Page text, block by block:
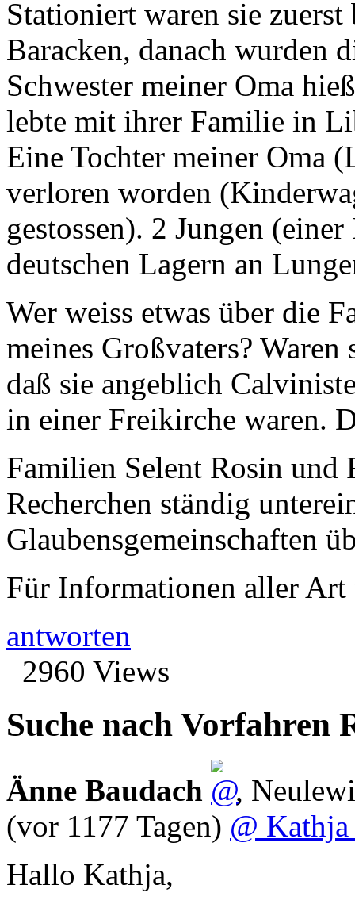
Stationiert waren sie
Baracken, danach wurden
Schwester meiner Oma
lebte mit ihrer Familie in
Eine Tochter meiner Oma
verloren worden
gestossen). 2 Jungen
deutschen Lagern an
Wer weiss etwas über die
meines Großvaters?
daß sie angeblich
in einer Freikirche waren.
Familien Selent Rosin und
Recherchen ständig
Glaubensgemeinschaften
Für Informationen aller Art
antworten
2960 Views
Suche nach Vorfahren
Änne Baudach ,
(vor 1177 Tagen) @ Kathja
Hallo Kathja,